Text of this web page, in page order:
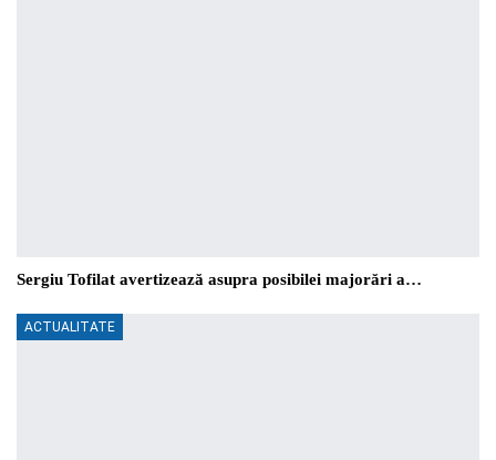
Sergiu Tofilat avertizează asupra posibilei majorări a…
ACTUALITATE